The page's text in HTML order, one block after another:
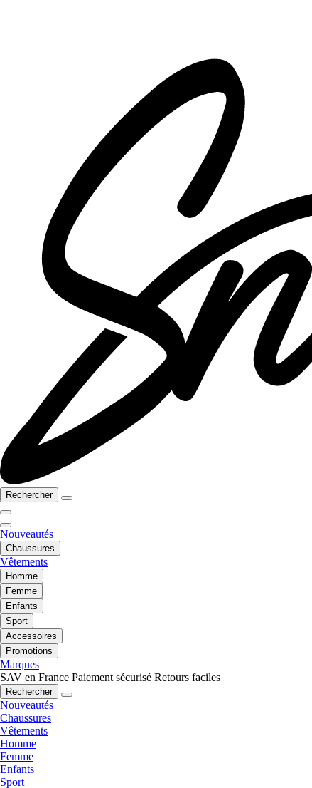
Rechercher
Nouveautés
Chaussures
Vêtements
Homme
Femme
Enfants
Sport
Accessoires
Promotions
Marques
SAV en France Paiement sécurisé Retours faciles
Rechercher
Nouveautés
Chaussures
Vêtements
Homme
Femme
Enfants
Sport